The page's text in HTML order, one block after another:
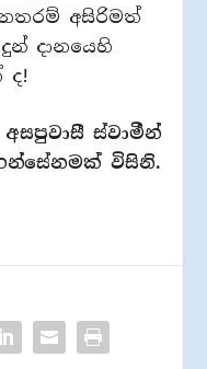
අසිරිමත්
දානයෙහි
ද!
ස්වාමීන්
විසිනි.